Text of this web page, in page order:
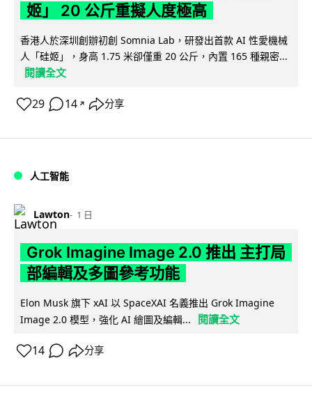
姬」 20 公斤重擬人度極高
香港人於深圳創辦初創 Somnia Lab，研發出首款 AI 性愛機械
人「硅姬」，身高 1.75 米卻僅重 20 公斤，內置 165 種親密...
閱讀全文
29 14 ↗ 分享
人工智能
Lawton 1 日
Grok Imagine Image 2.0 推出 主打局
部編輯及多圖參考功能
Elon Musk 旗下 xAI 以 SpaceXAI 名義推出 Grok Imagine
Image 2.0 模型，強化 AI 繪圖及編輯...
閱讀全文
14 分享